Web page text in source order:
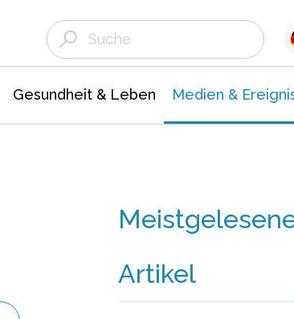
Gesundheit & Leben Medien &
Artikel